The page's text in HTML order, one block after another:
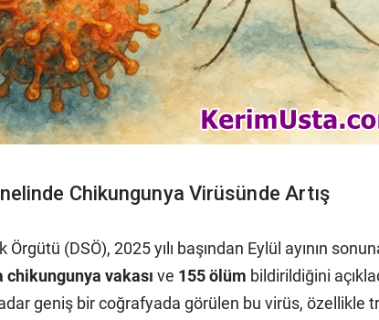
Chikungunya Virüsünde Artış
Örgütü (DSÖ), 2025 yılı başından Eylül ayının
chikungunya vakası ve 155 ölüm bildirildiğini
geniş bir coğrafyada görülen bu virüs, özellikle